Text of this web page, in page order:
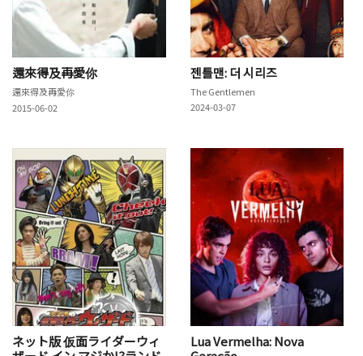
還來得及再愛你
還來得及再愛你
2015-06-02
젠틀맨: 더 시리즈
The Gentlemen
2024-03-07
ネット版 仮面ライダーウィ
Lua Vermelha: Nova